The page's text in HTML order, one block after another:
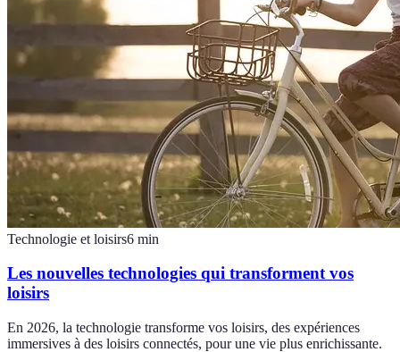
Technologie et loisirs6 min
Les nouvelles technologies qui transforment vos
loisirs
En 2026, la technologie transforme vos loisirs, des expériences
immersives à des loisirs connectés, pour une vie plus enrichissante.